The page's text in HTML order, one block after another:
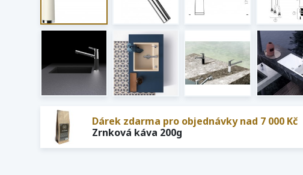
Dárek zdarma pro objednávky nad 7 000 Kč
Zrnková káva 200g